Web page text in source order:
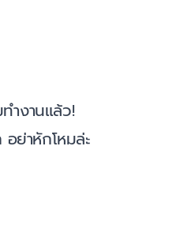
ำงานแล้ว!
ย่าหักโหมล่ะ